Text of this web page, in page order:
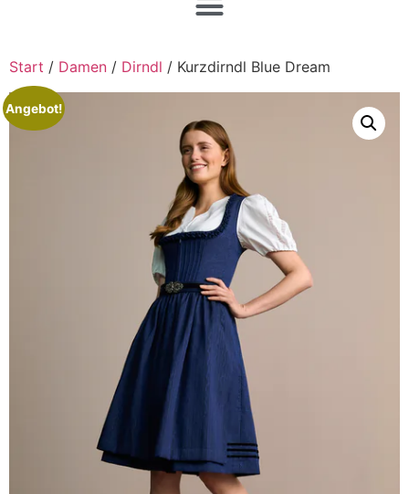
Start / Damen / Dirndl / Kurzdirndl Blue Dream
Angebot!